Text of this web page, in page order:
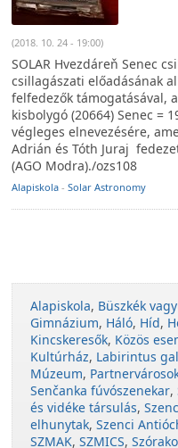
(2018. 10. 24 - 19:00)
SOLAR Hvezdáreň Senec
csillagászati előadásának
felfedezők támogatásával,
kisbolygó (20664) Senec =
végleges elnevezésére,
Adrián és Tóth Juraj
(AGO Modra)./ozs108
Alapiskola - Solar Astronomy
Alapiskola, Büszkék
Gimnázium, Háló, Híd,
Kincskeresők, Közös
Kultúrház, Labirintus
Múzeum,
Senčanka fúvószenekar,
és vidéke társulás,
elhunytak, Szenci
SZMAK, SZMICS,